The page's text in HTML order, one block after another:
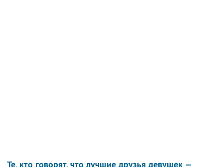
Те, кто говорят, что лучшие друзья девушек —